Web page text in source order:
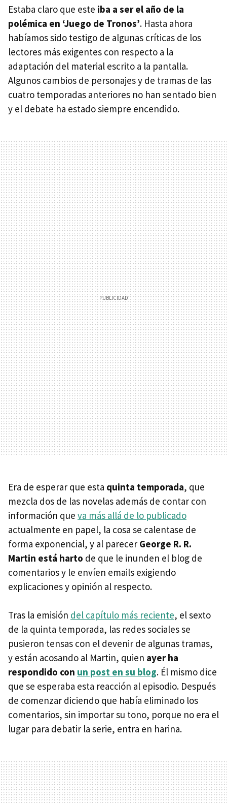
Estaba claro que este iba a ser el año de la
polémica en ‘Juego de Tronos’. Hasta ahora
habíamos sido testigo de algunas críticas de los
lectores más exigentes con respecto a la
adaptación del material escrito a la pantalla.
Algunos cambios de personajes y de tramas de las
cuatro temporadas anteriores no han sentado bien
y el debate ha estado siempre encendido.
Era de esperar que esta quinta temporada, que
mezcla dos de las novelas además de contar con
información que va más allá de lo publicado
actualmente en papel, la cosa se calentase de
forma exponencial, y al parecer George R. R.
Martin está harto de que le inunden el blog de
comentarios y le envíen emails exigiendo
explicaciones y opinión al respecto.
Tras la emisión del capítulo más reciente, el sexto
de la quinta temporada, las redes sociales se
pusieron tensas con el devenir de algunas tramas,
y están acosando al Martin, quien ayer ha
respondido con un post en su blog. Él mismo dice
que se esperaba esta reacción al episodio. Después
de comenzar diciendo que había eliminado los
comentarios, sin importar su tono, porque no era el
lugar para debatir la serie, entra en harina.